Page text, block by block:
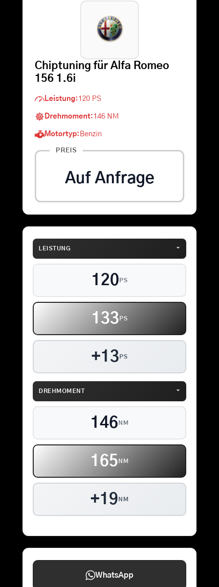
Warenkorb
Chiptuning für Alfa Romeo
156 1.6i
Leistung: 120 PS
Drehmoment: 146 NM
Motortyp: Benzin
PREIS
Auf Anfrage
LEISTUNG ⌄
120 PS
133 PS
+13 PS
DREHMOMENT ⌄
146 NM
165 NM
+19 NM
WhatsApp